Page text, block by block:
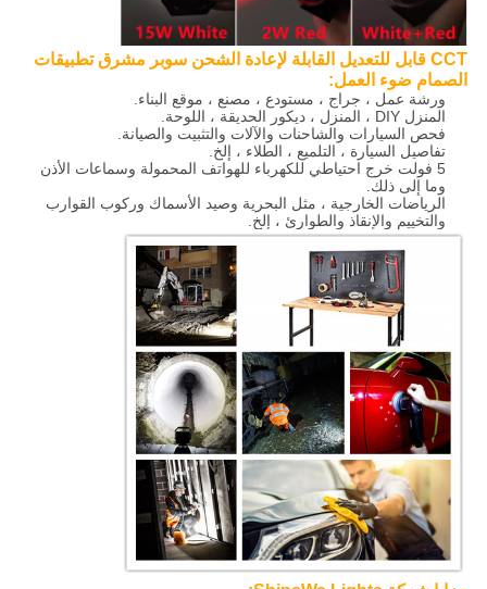
CCT قابل للتعديل القابلة لإعادة الشحن سوبر مشرق تطبيقات
الصمام ضوء العمل:
ورشة عمل ، جراج ، مستودع ، مصنع ، موقع البناء.
المنزل DIY ، المنزل ، ديكور الحديقة ، اللوحة.
فحص السيارات والشاحنات والآلات والتثبيت والصيانة.
تفاصيل السيارة ، التلميع ، الطلاء ، إلخ.
5 فولت خرج احتياطي للكهرباء للهواتف المحمولة وسماعات الأذن
وما إلى ذلك.
الرياضات الخارجية ، مثل البحرية وصيد الأسماك وركوب القوارب
والتخييم والإنقاذ والطوارئ ، إلخ.